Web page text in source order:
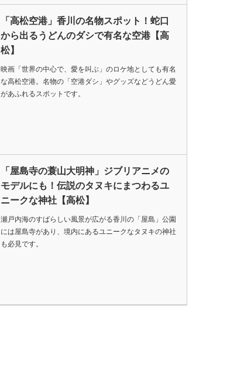
「高松空港」香川の名物スポット！蛇口
から出るうどんのダシで有名な空港【高
松】
映画「世界の中心で、愛を叫ぶ」のロケ地としても有名
な高松空港。名物の「空港ダシ」やグッズなどうどん愛
があふれるスポットです。
「屋島寺の蓑山大明神」ジブリアニメの
モデルにも！伝説のタヌキにまつわるユ
ニークな神社【高松】
瀬戸内海のすばらしい風景が広がる香川の「屋島」公園
には屋島寺があり、境内にあるユニークなタヌキの神社
も必見です。